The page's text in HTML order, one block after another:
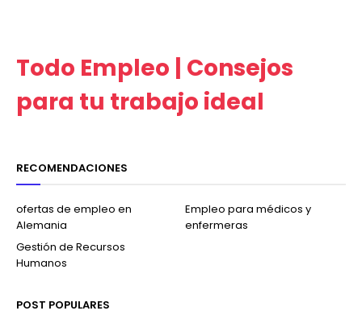
Todo Empleo | Consejos
para tu trabajo ideal
RECOMENDACIONES
ofertas de empleo en
Alemania
Empleo para médicos y
enfermeras
Gestión de Recursos
Humanos
POST POPULARES